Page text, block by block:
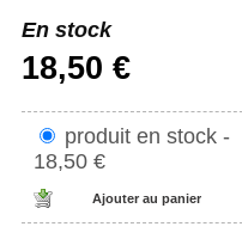
En stock
18,50 €
produit en stock -
18,50 €